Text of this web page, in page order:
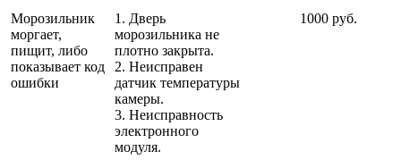
Морозильник
моргает,
пищит, либо
показывает код
ошибки
1. Дверь
морозильника не
плотно закрыта.
2. Неисправен
датчик температуры
камеры.
3. Неисправность
электронного
модуля.
1000 руб.